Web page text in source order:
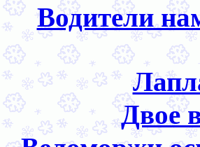
Водители
Двое